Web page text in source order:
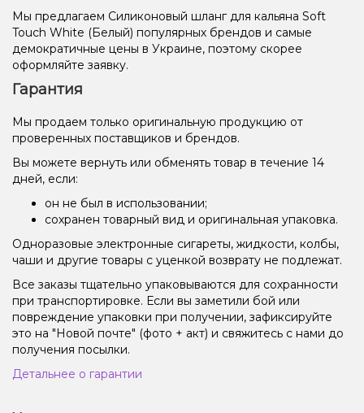
Мы предлагаем Силиконовый шланг для кальяна Soft
Touch White (Белый) популярных брендов и самые
демократичные цены в Украине, поэтому скорее
оформляйте заявку.
Гарантия
Мы продаем только оригинальную продукцию от
проверенных поставщиков и брендов.
Вы можете вернуть или обменять товар в течение 14
дней, если:
он не был в использовании;
сохранен товарный вид и оригинальная упаковка.
Одноразовые электронные сигареты, жидкости, колбы,
чаши и другие товары с уценкой возврату не подлежат.
Все заказы тщательно упаковываются для сохранности
при транспортировке. Если вы заметили бой или
повреждение упаковки при получении, зафиксируйте
это на "Новой почте" (фото + акт) и свяжитесь с нами до
получения посылки.
Детальнее о гарантии